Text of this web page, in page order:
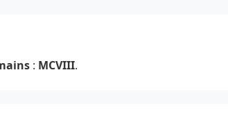
: MCVIII.